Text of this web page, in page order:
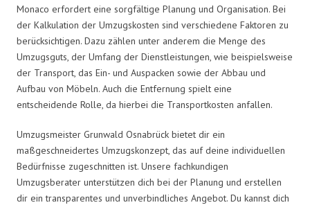
Monaco erfordert eine sorgfältige Planung und Organisation. Bei
der Kalkulation der Umzugskosten sind verschiedene Faktoren zu
berücksichtigen. Dazu zählen unter anderem die Menge des
Umzugsguts, der Umfang der Dienstleistungen, wie beispielsweise
der Transport, das Ein- und Auspacken sowie der Abbau und
Aufbau von Möbeln. Auch die Entfernung spielt eine
entscheidende Rolle, da hierbei die Transportkosten anfallen.
Umzugsmeister Grunwald Osnabrück bietet dir ein
maßgeschneidertes Umzugskonzept, das auf deine individuellen
Bedürfnisse zugeschnitten ist. Unsere fachkundigen
Umzugsberater unterstützen dich bei der Planung und erstellen
dir ein transparentes und unverbindliches Angebot. Du kannst dich